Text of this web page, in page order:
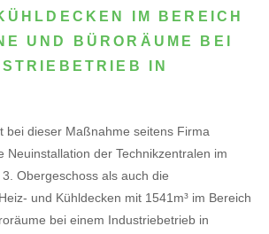
IM BEREICH
UND BÜRORÄUME BEI
IN
bei dieser Maßnahme seitens Firma
Neuinstallation der Technikzentralen im
Obergeschoss als auch die
und Kühldecken mit 1541m³ im Bereich
bei einem Industriebetrieb in